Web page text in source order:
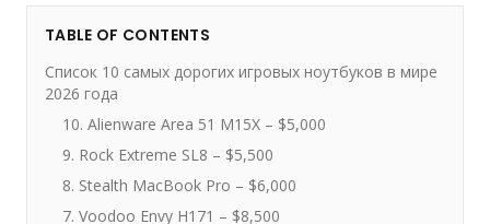
TABLE OF CONTENTS
Список 10 самых дорогих игровых ноутбуков в мире
2026 года
10. Alienware Area 51 M15X – $5,000
9. Rock Extreme SL8 – $5,500
8. Stealth MacBook Pro – $6,000
7. Voodoo Envy H171 – $8,500